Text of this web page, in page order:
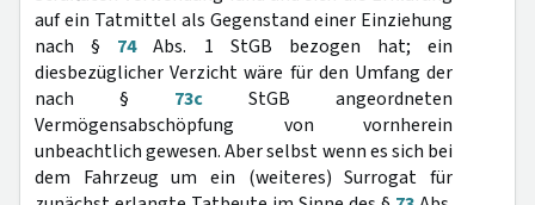
auf ein Tatmittel als Gegenstand einer Einziehung
nach § 74Abs. 1 StGB bezogen hat; ein
diesbezüglicher Verzicht wäre für den Umfang der
nach § 73c StGB angeordneten
Vermögensabschöpfung von vornherein
unbeachtlich gewesen. Aber selbst wenn es sich bei
dem Fahrzeug um ein (weiteres) Surrogat für